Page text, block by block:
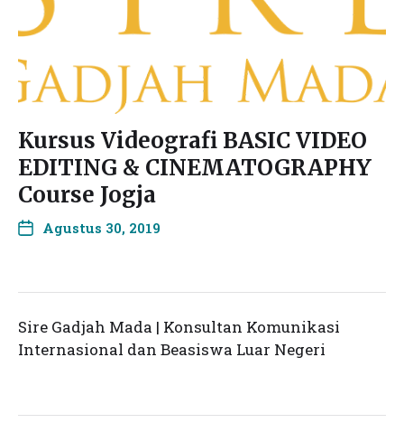
Kursus Videografi BASIC VIDEO
EDITING & CINEMATOGRAPHY
Course Jogja
Agustus 30, 2019
Sire Gadjah Mada | Konsultan Komunikasi
Internasional dan Beasiswa Luar Negeri